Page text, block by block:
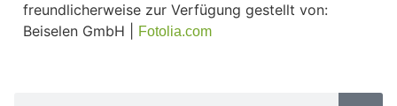
freundlicherweise zur Verfügung gestellt von:
Beiselen GmbH |
Fotolia.com